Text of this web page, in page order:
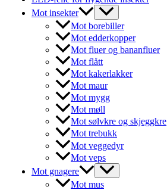
Mot insekter
Mot borebiller
Mot edderkopper
Mot fluer og bananfluer
Mot flått
Mot kakerlakker
Mot maur
Mot mygg
Mot møll
Mot sølvkre og skjeggkre
Mot trebukk
Mot veggedyr
Mot veps
Mot gnagere
Mot mus